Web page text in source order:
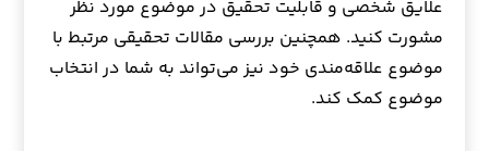
علایق شخصی و قابلیت تحقیق در موضوع مورد نظر
مشورت کنید. همچنین بررسی مقالات تحقیقی مرتبط با
موضوع علاقه‌مندی خود نیز می‌تواند به شما در انتخاب
موضوع کمک کند.